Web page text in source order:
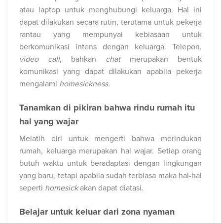
atau laptop untuk menghubungi keluarga. Hal ini
dapat dilakukan secara rutin, terutama untuk pekerja
rantau yang mempunyai kebiasaan untuk
berkomunikasi intens dengan keluarga. Telepon,
video call, bahkan chatmerupakan bentuk
komunikasi yang dapat dilakukan apabila pekerja
mengalami homesickness.
Tanamkan di pikiran bahwa rindu rumah itu
hal yang wajar
Melatih diri untuk mengerti bahwa merindukan
rumah, keluarga merupakan hal wajar. Setiap orang
butuh waktu untuk beradaptasi dengan lingkungan
yang baru, tetapi apabila sudah terbiasa maka hal-hal
seperti homesickakan dapat diatasi.
Belajar untuk keluar dari zona nyaman